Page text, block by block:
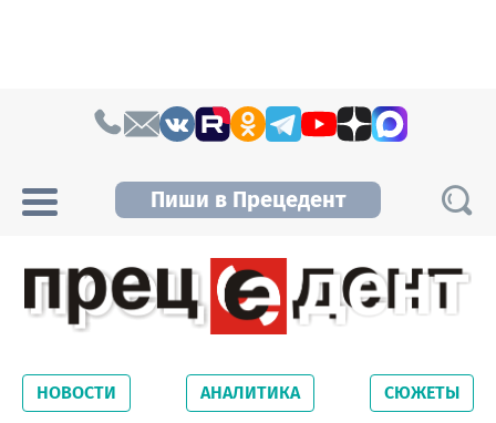
Пиши в Прецедент
Новосибирской области. Читайте свежие
новости на сайте сетевого издания
НОВОСТИ АНАЛИТИКА СЮЖЕТЫ